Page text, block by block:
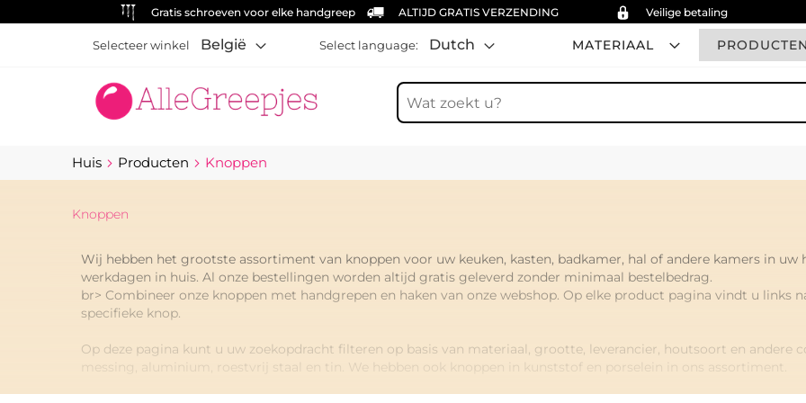
Gratis schroeven voor elke handgreep ALTIJD GRATIS VERZENDING Veilige betaling
MATERIAAL PRODUCTEN
Selecteer winkel België Select language: Dutch
Zoek
Huis Producten Knoppen
Knoppen
Wij hebben het grootste assortiment van knoppen voor uw keuken, kasten, badkamer, hal of andere kamers in uw
werkdagen in huis. Al onze bestellingen worden altijd gratis geleverd zonder minimaal bestelbedrag.
br> Combineer onze knoppen met handgrepen en haken van onze webshop. Op elke product pagina vindt u links
specifieke knop.
Op deze pagina kunt u uw zoekopdracht filteren op basis van materiaal, grootte, leverancier, houtsoort en andere
messing, aluminium, roestvrij staal en tin. We hebben ook knoppen in kunststof en porselein in ons assortiment.